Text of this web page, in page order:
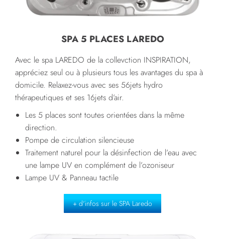
SPA 5 PLACES LAREDO
Avec le spa LAREDO de la collevction INSPIRATION,
appréciez seul ou à plusieurs tous les avantages du spa à
domicile. Relaxez-vous avec ses 56jets hydro
thérapeutiques et ses 16jets d’air.
Les 5 places sont toutes orientées dans la même
direction.
Pompe de circulation silencieuse
Traitement naturel pour la désinfection de l’eau avec
une lampe UV en complément de l’ozoniseur
Lampe UV & Panneau tactile
+ d'infos sur le SPA Laredo